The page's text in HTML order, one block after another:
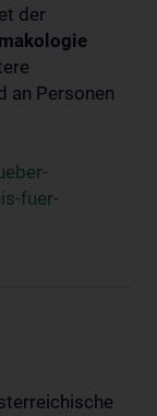
der
an Personen
fuer-